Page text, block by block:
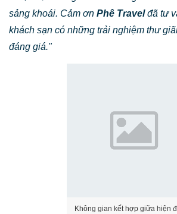
sảng khoái. Cảm ơn Phê Travelđã tư
khách sạn có những trải nghiệm thư
đáng giá."
Không gian kết hợp giữa hiện